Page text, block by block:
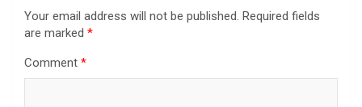
Your email address will not be published. Required fields
are marked *
Comment *